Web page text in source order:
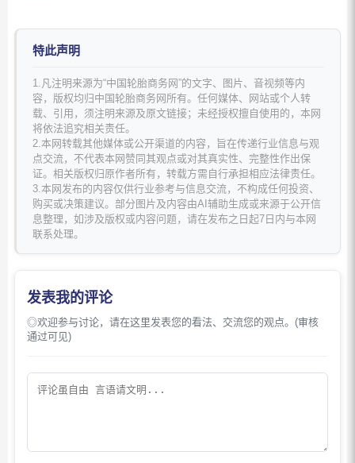
特此声明
1.凡注明来源为“中国轮胎商务网”的文字、图片、音视频等内
容，版权均归中国轮胎商务网所有。任何媒体、网站或个人转
载、引用，须注明来源及原文链接；未经授权擅自使用的，本网
将依法追究相关责任。
2.本网转载其他媒体或公开渠道的内容，旨在传递行业信息与观
点交流，不代表本网赞同其观点或对其真实性、完整性作出保
证。相关版权归原作者所有，转载方需自行承担相应法律责任。
3.本网发布的内容仅供行业参考与信息交流，不构成任何投资、
购买或决策建议。部分图片及内容由AI辅助生成或来源于公开信
息整理，如涉及版权或内容问题，请在发布之日起7日内与本网
联系处理。
发表我的评论
◎欢迎参与讨论，请在这里发表您的看法、交流您的观点。(审核
通过可见)